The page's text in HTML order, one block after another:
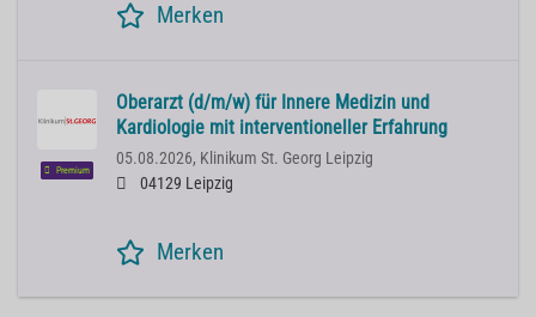
Merken
Premium
Oberarzt (d/m/w) für Innere Medizin und
Kardiologie mit interventioneller Erfahrung
05.08.2026, Klinikum St. Georg Leipzig
04129 Leipzig
Merken